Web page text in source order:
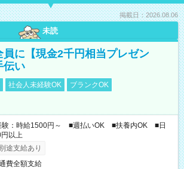
掲載日：2026.08.06
未読
に【現金2千円相当プレゼン
伝い
社会人未経験OK
ブランクOK
験：時給1500円～ ■週払いOK ■扶養内OK ■日
以上
途支給あり
費全額支給